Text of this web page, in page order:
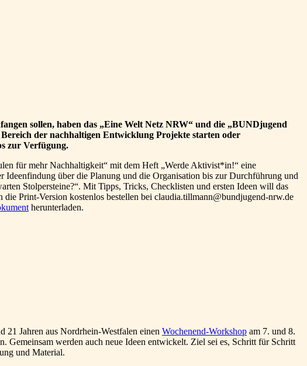
sollen, haben das „Eine Welt Netz NRW“ und die „BUNDjugend
der nachhaltigen Entwicklung Projekte starten oder
zur Verfügung.
für mehr Nachhaltigkeit“ mit dem Heft „Werde Aktivist*in!“ eine
über die Planung und die Organisation bis zur Durchführung und
Stolpersteine?“. Mit Tipps, Tricks, Checklisten und ersten Ideen will das
Print-Version kostenlos bestellen bei claudia.tillmann@bundjugend-nrw.de
herunterladen.
Jahren aus Nordrhein-Westfalen einen Wochenend-Workshop am 7. und 8.
werden auch neue Ideen entwickelt. Ziel sei es, Schritt für Schritt
und Material.